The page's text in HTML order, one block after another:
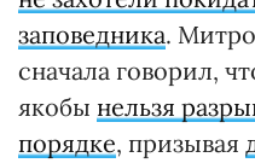
заповедника.
сначала говорил,
якобы нельзя
порядке, призывая